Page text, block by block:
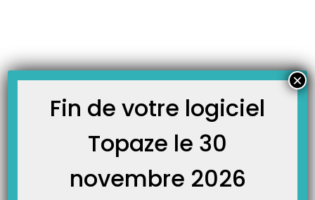
Principe : Vous empruntez de l’argent à la banque pour démarrer votre
intérêt, pour cela vous allez devoir créer des dépenses. Méthode : Pour
enregistrer…Fin de votre logiciel
Topaze le 30
novembre 2026
×